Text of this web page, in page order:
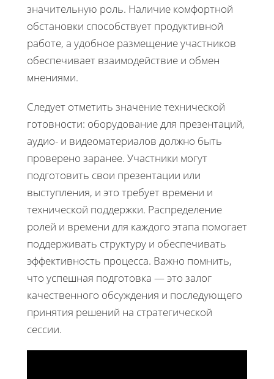
значительную роль. Наличие комфортной
обстановки способствует продуктивной
работе, а удобное размещение участников
обеспечивает взаимодействие и обмен
мнениями.
Следует отметить значение технической
готовности: оборудование для презентаций,
аудио- и видеоматериалов должно быть
проверено заранее. Участники могут
подготовить свои презентации или
выступления, и это требует времени и
технической поддержки. Распределение
ролей и времени для каждого этапа помогает
поддерживать структуру и обеспечивать
эффективность процесса. Важно помнить,
что успешная подготовка — это залог
качественного обсуждения и последующего
принятия решений на стратегической
сессии.